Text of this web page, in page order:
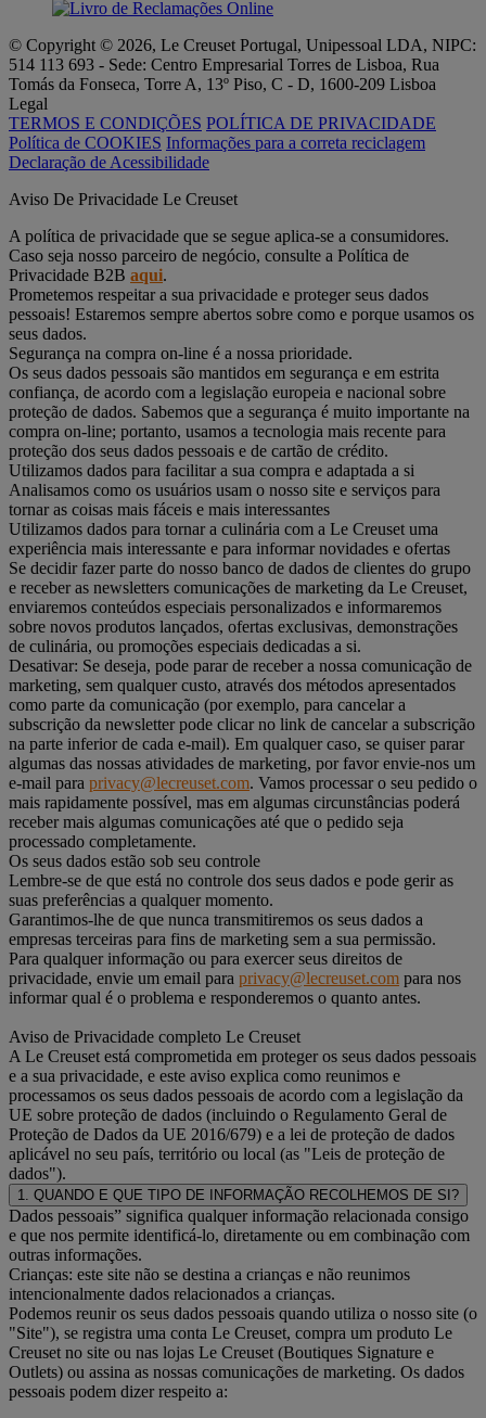
© Copyright © 2026, Le Creuset Portugal, Unipessoal LDA, NIPC:
514 113 693 - Sede: Centro Empresarial Torres de Lisboa, Rua
Tomás da Fonseca, Torre A, 13º Piso, C - D, 1600-209 Lisboa
Legal
TERMOS E CONDIÇÕES POLÍTICA DE PRIVACIDADE
Política de COOKIES Informações para a correta reciclagem
Declaração de Acessibilidade
Aviso De Privacidade Le Creuset
A política de privacidade que se segue aplica-se a consumidores.
Caso seja nosso parceiro de negócio, consulte a Política de
Privacidade B2B aqui.
Prometemos respeitar a sua privacidade e proteger seus dados
pessoais! Estaremos sempre abertos sobre como e porque usamos os
seus dados.
Segurança na compra on-line é a nossa prioridade.
Os seus dados pessoais são mantidos em segurança e em estrita
confiança, de acordo com a legislação europeia e nacional sobre
proteção de dados. Sabemos que a segurança é muito importante na
compra on-line; portanto, usamos a tecnologia mais recente para
proteção dos seus dados pessoais e de cartão de crédito.
Utilizamos dados para facilitar a sua compra e adaptada a si
Analisamos como os usuários usam o nosso site e serviços para
tornar as coisas mais fáceis e mais interessantes
Utilizamos dados para tornar a culinária com a Le Creuset uma
experiência mais interessante e para informar novidades e ofertas
Se decidir fazer parte do nosso banco de dados de clientes do grupo
e receber as newsletters comunicações de marketing da Le Creuset,
enviaremos conteúdos especiais personalizados e informaremos
sobre novos produtos lançados, ofertas exclusivas, demonstrações
de culinária, ou promoções especiais dedicadas a si.
Desativar: Se deseja, pode parar de receber a nossa comunicação de
marketing, sem qualquer custo, através dos métodos apresentados
como parte da comunicação (por exemplo, para cancelar a
subscrição da newsletter pode clicar no link de cancelar a subscrição
na parte inferior de cada e-mail). Em qualquer caso, se quiser parar
algumas das nossas atividades de marketing, por favor envie-nos um
e-mail para privacy@lecreuset.com. Vamos processar o seu pedido o
mais rapidamente possível, mas em algumas circunstâncias poderá
receber mais algumas comunicações até que o pedido seja
processado completamente.
Os seus dados estão sob seu controle
Lembre-se de que está no controle dos seus dados e pode gerir as
suas preferências a qualquer momento.
Garantimos-lhe de que nunca transmitiremos os seus dados a
empresas terceiras para fins de marketing sem a sua permissão.
Para qualquer informação ou para exercer seus direitos de
privacidade, envie um email para privacy@lecreuset.com para nos
informar qual é o problema e responderemos o quanto antes.
Aviso de Privacidade completo Le Creuset
A Le Creuset está comprometida em proteger os seus dados pessoais
e a sua privacidade, e este aviso explica como reunimos e
processamos os seus dados pessoais de acordo com a legislação da
UE sobre proteção de dados (incluindo o Regulamento Geral de
Proteção de Dados da UE 2016/679) e a lei de proteção de dados
aplicável no seu país, território ou local (as "Leis de proteção de
dados").
1. QUANDO E QUE TIPO DE INFORMAÇÃO RECOLHEMOS DE SI?
Dados pessoais” significa qualquer informação relacionada consigo
e que nos permite identificá-lo, diretamente ou em combinação com
outras informações.
Crianças: este site não se destina a crianças e não reunimos
intencionalmente dados relacionados a crianças.
Podemos reunir os seus dados pessoais quando utiliza o nosso site (o
"Site"), se registra uma conta Le Creuset, compra um produto Le
Creuset no site ou nas lojas Le Creuset (Boutiques Signature e
Outlets) ou assina as nossas comunicações de marketing. Os dados
pessoais podem dizer respeito a: